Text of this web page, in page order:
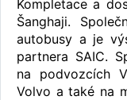
Kompletace a
Šanghaji.
autobusy a je
partnera SAIC.
na podvozcích
Volvo a také na